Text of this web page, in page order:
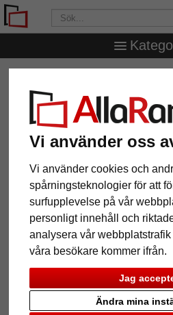
Vi använder oss
Vi använder cookies och
spårningsteknologier för att
surfupplevelse på vår
personligt innehåll och
analysera vår
våra besökare kommer ifrån.
Jag
Ändra mina
13x18
12 Artiklar
Grid